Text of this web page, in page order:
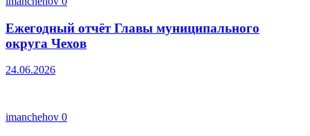
Ежегодный отчёт Главы муниципального
округа Чехов
24.06.2026
imanchehov 0